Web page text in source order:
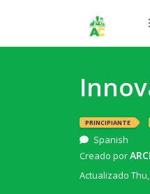
PRINCIPIANTE
Spanish
Creado por
Actualizado